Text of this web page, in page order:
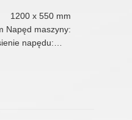
x 550 mm
maszyny:
napędu:…